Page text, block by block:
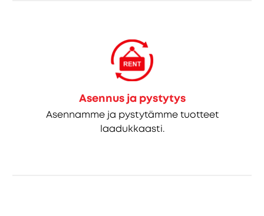
Asennus ja pystytys
Asennamme ja pystytämme tuotteet
laadukkaasti.